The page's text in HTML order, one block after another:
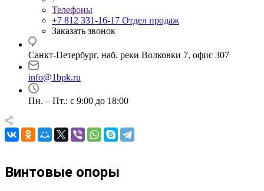
Телефоны
+7 812 331-16-17 Отдел продаж
Заказать звонок
Санкт-Петербург, наб. реки Волковки 7, офис 307
info@1bpk.ru
Пн. – Пт.: с 9:00 до 18:00
Винтовые опоры